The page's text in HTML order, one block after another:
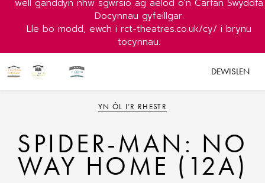
well ganddyn nhw sgwrsio ag aelod o'n Carfan Swyddfa
Docynnau gyfeillgar.
Lle bo modd, ewch i rct-theatres.co.uk/cy/ i brynu
tocynnau.
DEWISLEN
YN ÔL I’R RHESTR
SPIDER-MAN: NO
WAY HOME (12A)